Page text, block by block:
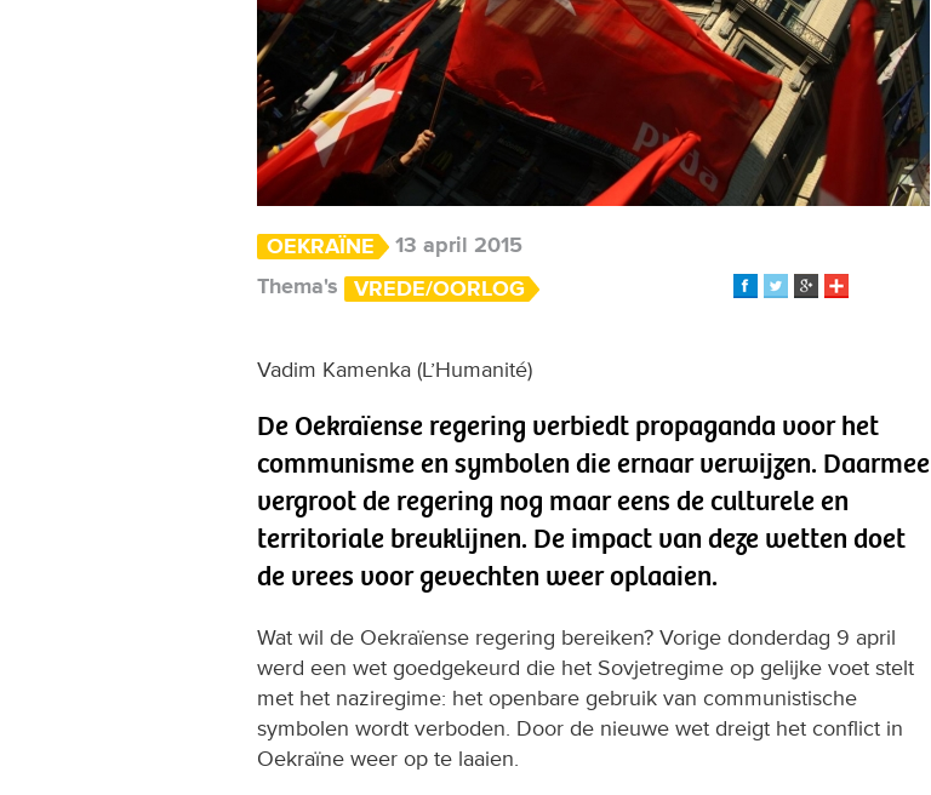
OEKRAÏNE
13 april 2015
Thema's
VREDE/OORLOG
Vadim Kamenka (L’Humanité)
De Oekraïense regering verbiedt propaganda voor het
communisme en symbolen die ernaar verwijzen. Daarmee
vergroot de regering nog maar eens de culturele en
territoriale breuklijnen. De impact van deze wetten doet
de vrees voor gevechten weer oplaaien.
Wat wil de Oekraïense regering bereiken? Vorige donderdag 9 april
werd een wet goedgekeurd die het Sovjetregime op gelijke voet stelt
met het naziregime: het openbare gebruik van communistische
symbolen wordt verboden. Door de nieuwe wet dreigt het conflict in
Oekraïne weer op te laaien.